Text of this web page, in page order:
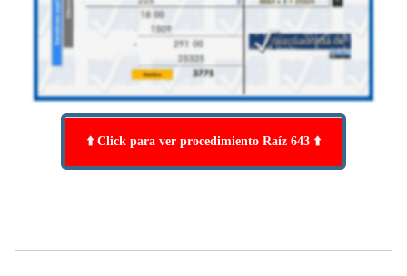
⬆️ Click para ver procedimiento Raíz 643 ⬆️